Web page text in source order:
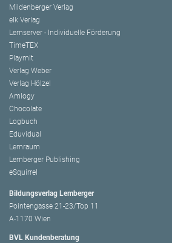
Mildenberger Verlag
elk Verlag
Lernserver - Individuelle Förderung
TimeTEX
Playmit
Verlag Weber
Verlag Hölzel
Amlogy
Chocolate
Logbuch
Eduvidual
Lernraum
Lemberger Publishing
eSquirrel
Bildungsverlag Lemberger
Pointengasse 21-23/Top 11
A-1170 Wien
BVL Kundenberatung